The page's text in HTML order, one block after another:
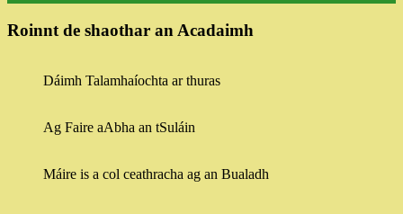
Roinnt de shaothar an Acadaimh
Dáimh Talamhaíochta ar thuras
Ag Faire aAbha an tSuláin
Máire is a col ceathracha ag an Bualadh